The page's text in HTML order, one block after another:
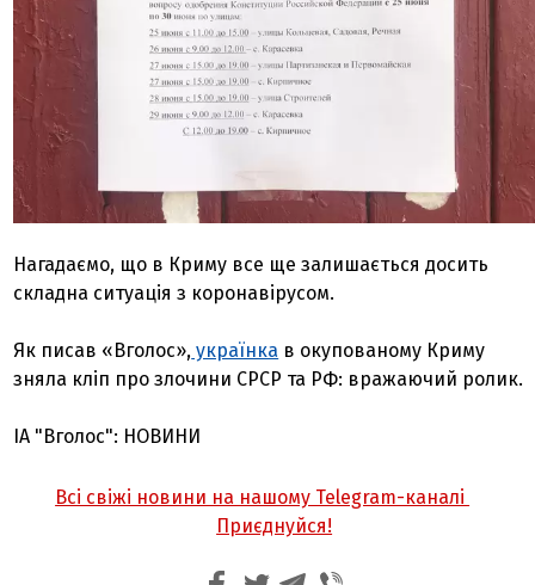
Нагадаємо, що в Криму все ще залишається досить
складна ситуація з коронавірусом.
Як писав «Вголос», українка в окупованому Криму
зняла кліп про злочини СРСР та РФ: вражаючий ролик.
ІА "Вголос": НОВИНИ
Всі свіжі новини на нашому Telegram-каналі
Приєднуйся!